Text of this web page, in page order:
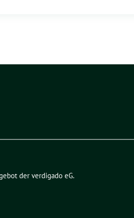
der verdigado eG.